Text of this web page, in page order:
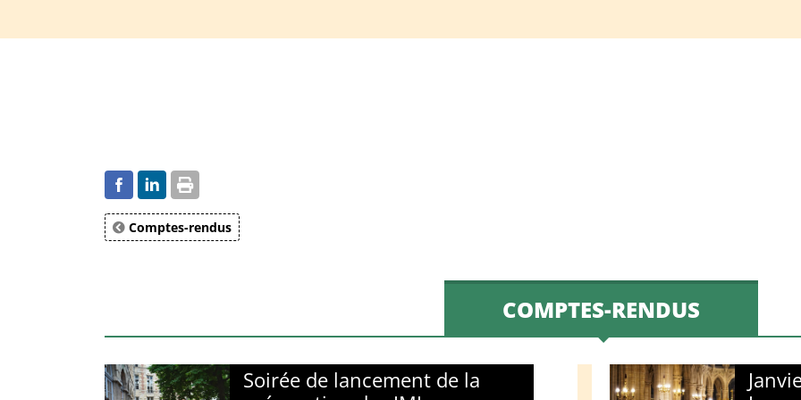
Comptes-rendus
COMPTES-RENDUS
Soirée de lancement de la